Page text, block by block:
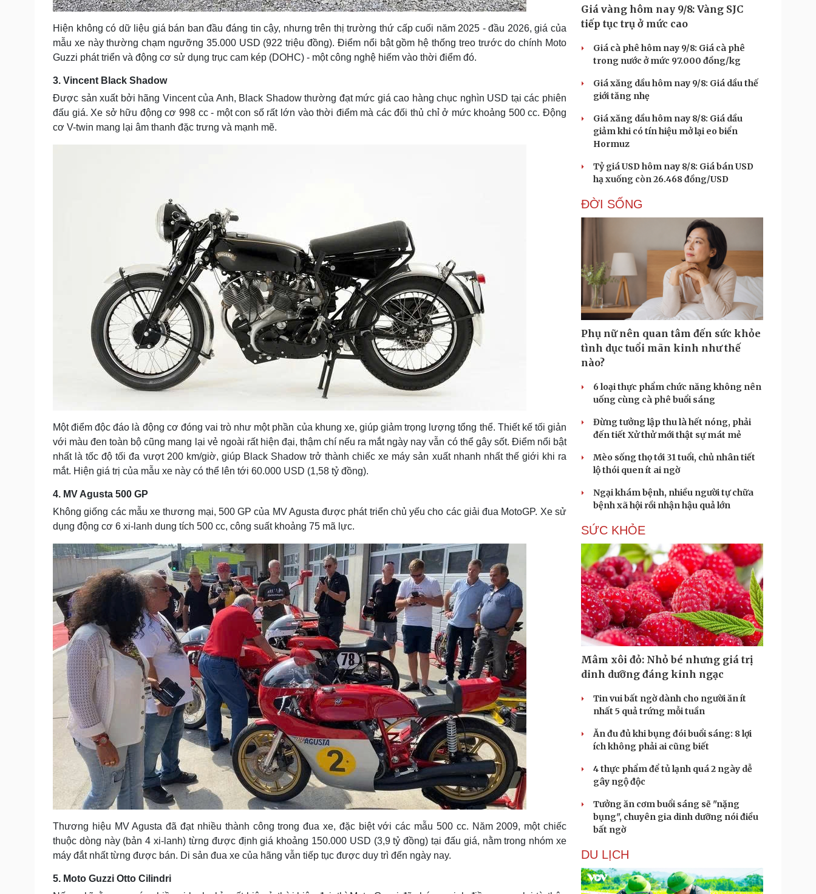
Hiện không có dữ liệu giá bán ban đầu đáng tin cậy, nhưng trên thị trường thứ cấp cuối năm 2025 - đầu 2026, giá của
mẫu xe này thường chạm ngưỡng 35.000 USD (922 triệu đồng). Điểm nổi bật gồm hệ thống treo trước do chính Moto
Guzzi phát triển và động cơ sử dụng trục cam kép (DOHC) - một công nghệ hiếm vào thời điểm đó.
3. Vincent Black Shadow
Được sản xuất bởi hãng Vincent của Anh, Black Shadow thường đạt mức giá cao hàng chục nghìn USD tại các phiên
đấu giá. Xe sở hữu động cơ 998 cc - một con số rất lớn vào thời điểm mà các đối thủ chỉ ở mức khoảng 500 cc. Động
cơ V-twin mang lại âm thanh đặc trưng và mạnh mẽ.
Một điểm độc đáo là động cơ đóng vai trò như một phần của khung xe, giúp giảm trọng lượng tổng thể. Thiết kế tối giản
với màu đen toàn bộ cũng mang lại vẻ ngoài rất hiện đại, thậm chí nếu ra mắt ngày nay vẫn có thể gây sốt. Điểm nổi bật
nhất là tốc độ tối đa vượt 200 km/giờ, giúp Black Shadow trở thành chiếc xe máy sản xuất nhanh nhất thế giới khi ra
mắt. Hiện giá trị của mẫu xe này có thể lên tới 60.000 USD (1,58 tỷ đồng).
4. MV Agusta 500 GP
Không giống các mẫu xe thương mại, 500 GP của MV Agusta được phát triển chủ yếu cho các giải đua MotoGP. Xe sử
dụng động cơ 6 xi-lanh dung tích 500 cc, công suất khoảng 75 mã lực.
Thương hiệu MV Agusta đã đạt nhiều thành công trong đua xe, đặc biệt với các mẫu 500 cc. Năm 2009, một chiếc
thuộc dòng này (bản 4 xi-lanh) từng được định giá khoảng 150.000 USD (3,9 tỷ đồng) tại đấu giá, nằm trong nhóm xe
máy đắt nhất từng được bán. Di sản đua xe của hãng vẫn tiếp tục được duy trì đến ngày nay.
5. Moto Guzzi Otto Cilindri
Giá vàng hôm nay 9/8: Vàng SJC
tiếp tục trụ ở mức cao
Giá cà phê hôm nay 9/8: Giá cà phê
trong nước ở mức 97.000 đồng/kg
Giá xăng dầu hôm nay 9/8: Giá dầu thế
giới tăng nhẹ
Giá xăng dầu hôm nay 8/8: Giá dầu
giảm khi có tín hiệu mở lại eo biển
Hormuz
Tỷ giá USD hôm nay 8/8: Giá bán USD
hạ xuống còn 26.468 đồng/USD
ĐỜI SỐNG
Phụ nữ nên quan tâm đến sức khỏe
tình dục tuổi mãn kinh như thế
nào?
6 loại thực phẩm chức năng không nên
uống cùng cà phê buổi sáng
Đừng tưởng lập thu là hết nóng, phải
đến tiết Xử thử mới thật sự mát mẻ
Mèo sống thọ tới 31 tuổi, chủ nhân tiết
lộ thói quen ít ai ngờ
Ngại khám bệnh, nhiều người tự chữa
bệnh xã hội rồi nhận hậu quả lớn
SỨC KHỎE
Mâm xôi đỏ: Nhỏ bé nhưng giá trị
dinh dưỡng đáng kinh ngạc
Tin vui bất ngờ dành cho người ăn ít
nhất 5 quả trứng mỗi tuần
Ăn đu đủ khi bụng đói buổi sáng: 8 lợi
ích không phải ai cũng biết
4 thực phẩm để tủ lạnh quá 2 ngày dễ
gây ngộ độc
Tưởng ăn cơm buổi sáng sẽ "nặng
bụng", chuyên gia dinh dưỡng nói điều
bất ngờ
DU LỊCH